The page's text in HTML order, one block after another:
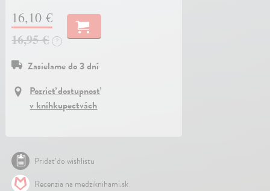
16,10 €
16,95 €
?
Zasielame do 3 dní
Pozrieť dostupnosť
v kníhkupectvách
Pridať do wishlistu
Recenzia na medziknihami.sk